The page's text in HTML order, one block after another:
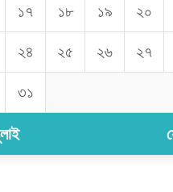
১৭ ১৮ ১৯ ২০
২৪ ২৫ ২৬ ২৭
৩১